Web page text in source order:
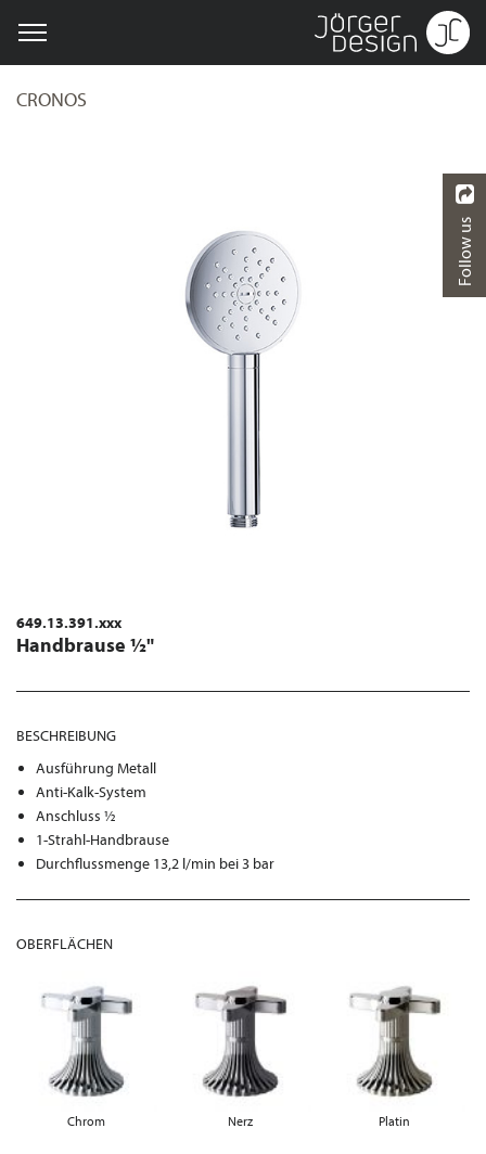
CRONOS
649.13.391.xxx
Handbrause ½"
BESCHREIBUNG
Ausführung Metall
Anti-Kalk-System
Anschluss ½
1-Strahl-Handbrause
Durchflussmenge 13,2 l/min bei 3 bar
OBERFLÄCHEN
Chrom Nerz Platin
Follow us